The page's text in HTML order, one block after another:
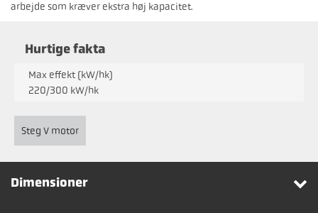
arbejde som kræver ekstra høj kapacitet.
Hurtige fakta
Max effekt (kW/hk)
220/300 kW/hk
Steg V motor
Dimensioner